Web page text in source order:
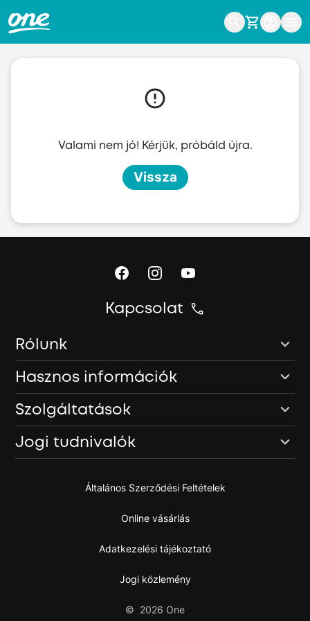
Valami nem jó! Kérjük, próbáld újra.
Vissza
Kapcsolat
Rólunk
Hasznos információk
Szolgáltatások
Jogi tudnivalók
Általános Szerződési Feltételek
Online vásárlás
Adatkezelési tájékoztató
Jogi közlemény
© 2026 One